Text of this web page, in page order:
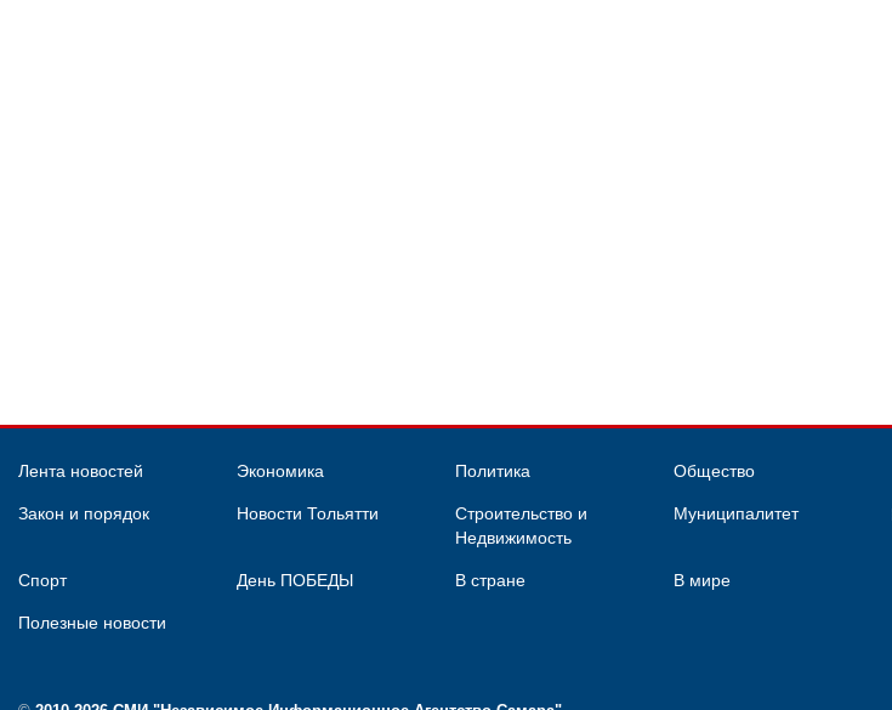
Лента новостей Экономика Политика Общество
Закон и порядок Новости Тольятти
Строительство и
Недвижимость
Муниципалитет
Спорт День ПОБЕДЫ В стране В мире
Полезные новости